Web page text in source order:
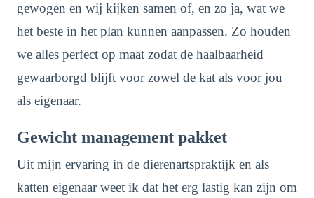
gewogen en wij kijken samen of, en zo ja, wat we
het beste in het plan kunnen aanpassen. Zo houden
we alles perfect op maat zodat de haalbaarheid
gewaarborgd blijft voor zowel de kat als voor jou
als eigenaar.
Gewicht management pakket
Uit mijn ervaring in de dierenartspraktijk en als
katten eigenaar weet ik dat het erg lastig kan zijn om